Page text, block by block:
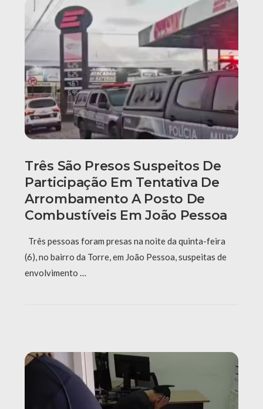
Três São Presos Suspeitos De
Participação Em Tentativa De
Arrombamento A Posto De
Combustíveis Em João Pessoa
Três pessoas foram presas na noite da quinta-feira
(6), no bairro da Torre, em João Pessoa, suspeitas de
envolvimento …